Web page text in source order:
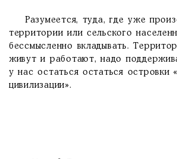
Разумеется, туда, где уже
территории или сельского
бессмысленно вкладывать.
живут и работают, надо
у нас остаться остаться островки
цивилизации».